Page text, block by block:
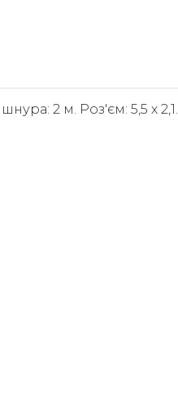
2 м. Роз'єм: 5,5 х 2,1.